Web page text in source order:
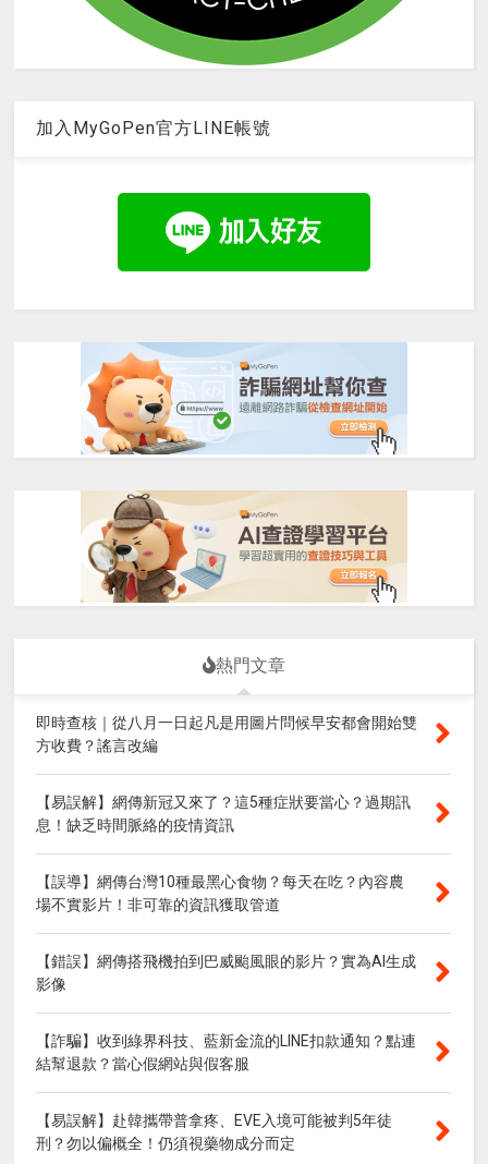
加入MyGoPen官方LINE帳號
熱門文章
即時查核｜從八月一日起凡是用圖片問候早安都會開始雙
方收費？謠言改編
【易誤解】網傳新冠又來了？這5種症狀要當心？過期訊
息！缺乏時間脈絡的疫情資訊
【誤導】網傳台灣10種最黑心食物？每天在吃？內容農
場不實影片！非可靠的資訊獲取管道
【錯誤】網傳搭飛機拍到巴威颱風眼的影片？實為AI生成
影像
【詐騙】收到綠界科技、藍新金流的LINE扣款通知？點連
結幫退款？當心假網站與假客服
【易誤解】赴韓攜帶普拿疼、EVE入境可能被判5年徒
刑？勿以偏概全！仍須視藥物成分而定